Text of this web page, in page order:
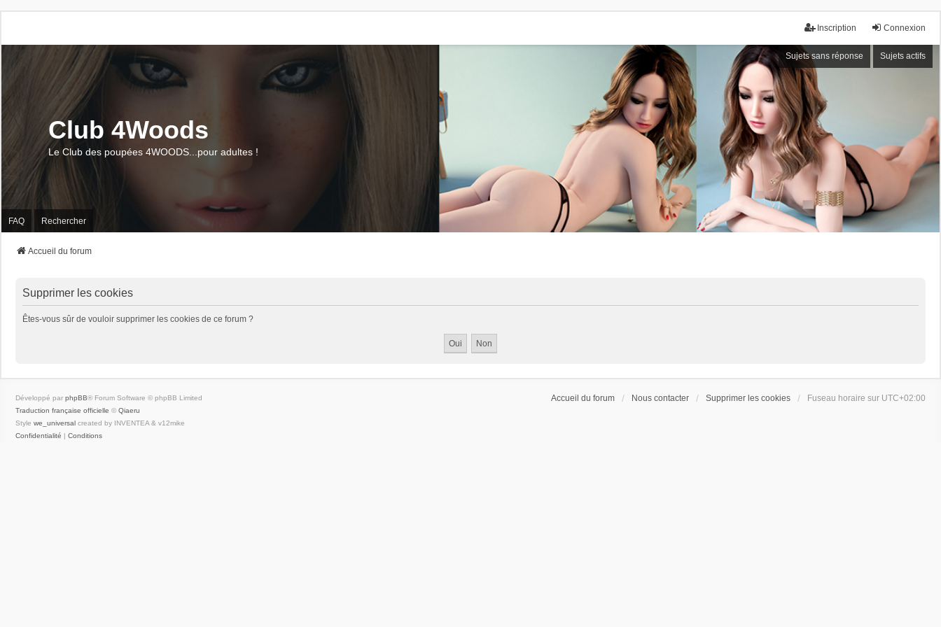
Connexion
Inscription
Sujets sans réponse Sujets actifs
Club 4Woods
Le Club des poupées 4WOODS...pour adultes !
FAQ Rechercher
Accueil du forum
Supprimer les cookies
Êtes-vous sûr de vouloir supprimer les cookies de ce forum ?
Accueil du forum Nous contacter Supprimer les cookies Fuseau horaire sur UTC+02:00
Développé par phpBB® Forum Software © phpBB Limited
Traduction française officielle © Qiaeru
Style we_universal created by INVENTEA & v12mike
Confidentialité | Conditions